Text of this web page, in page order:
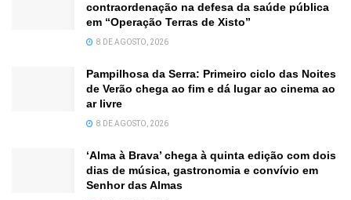
contraordenação na defesa da saúde pública
em “Operação Terras de Xisto”
8 DE AGOSTO, 2026
Pampilhosa da Serra: Primeiro ciclo das Noites
de Verão chega ao fim e dá lugar ao cinema ao
ar livre
8 DE AGOSTO, 2026
‘Alma à Brava’ chega à quinta edição com dois
dias de música, gastronomia e convívio em
Senhor das Almas